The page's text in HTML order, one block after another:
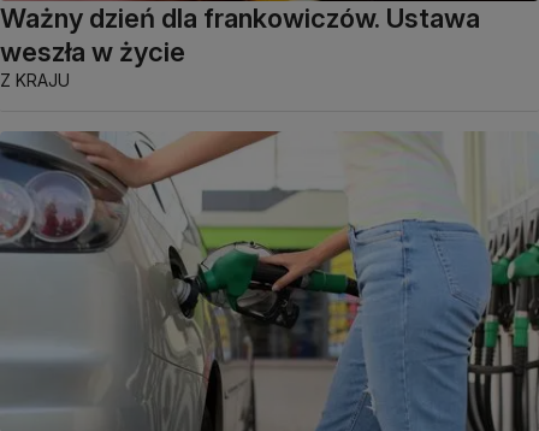
Ważny dzień dla frankowiczów. Ustawa
weszła w życie
Z KRAJU